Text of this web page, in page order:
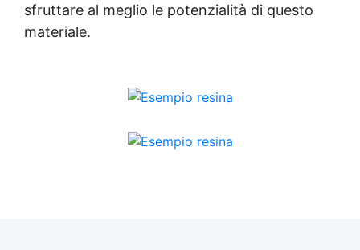
sfruttare al meglio le potenzialità di questo
materiale.